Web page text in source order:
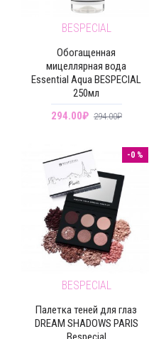
BESPECIAL
Обогащенная
мицеллярная вода
Essential Aqua BESPECIAL
250мл
294.00₽ 294.00₽
-0 %
BESPECIAL
Палетка теней для глаз
DREAM SHADOWS PARIS